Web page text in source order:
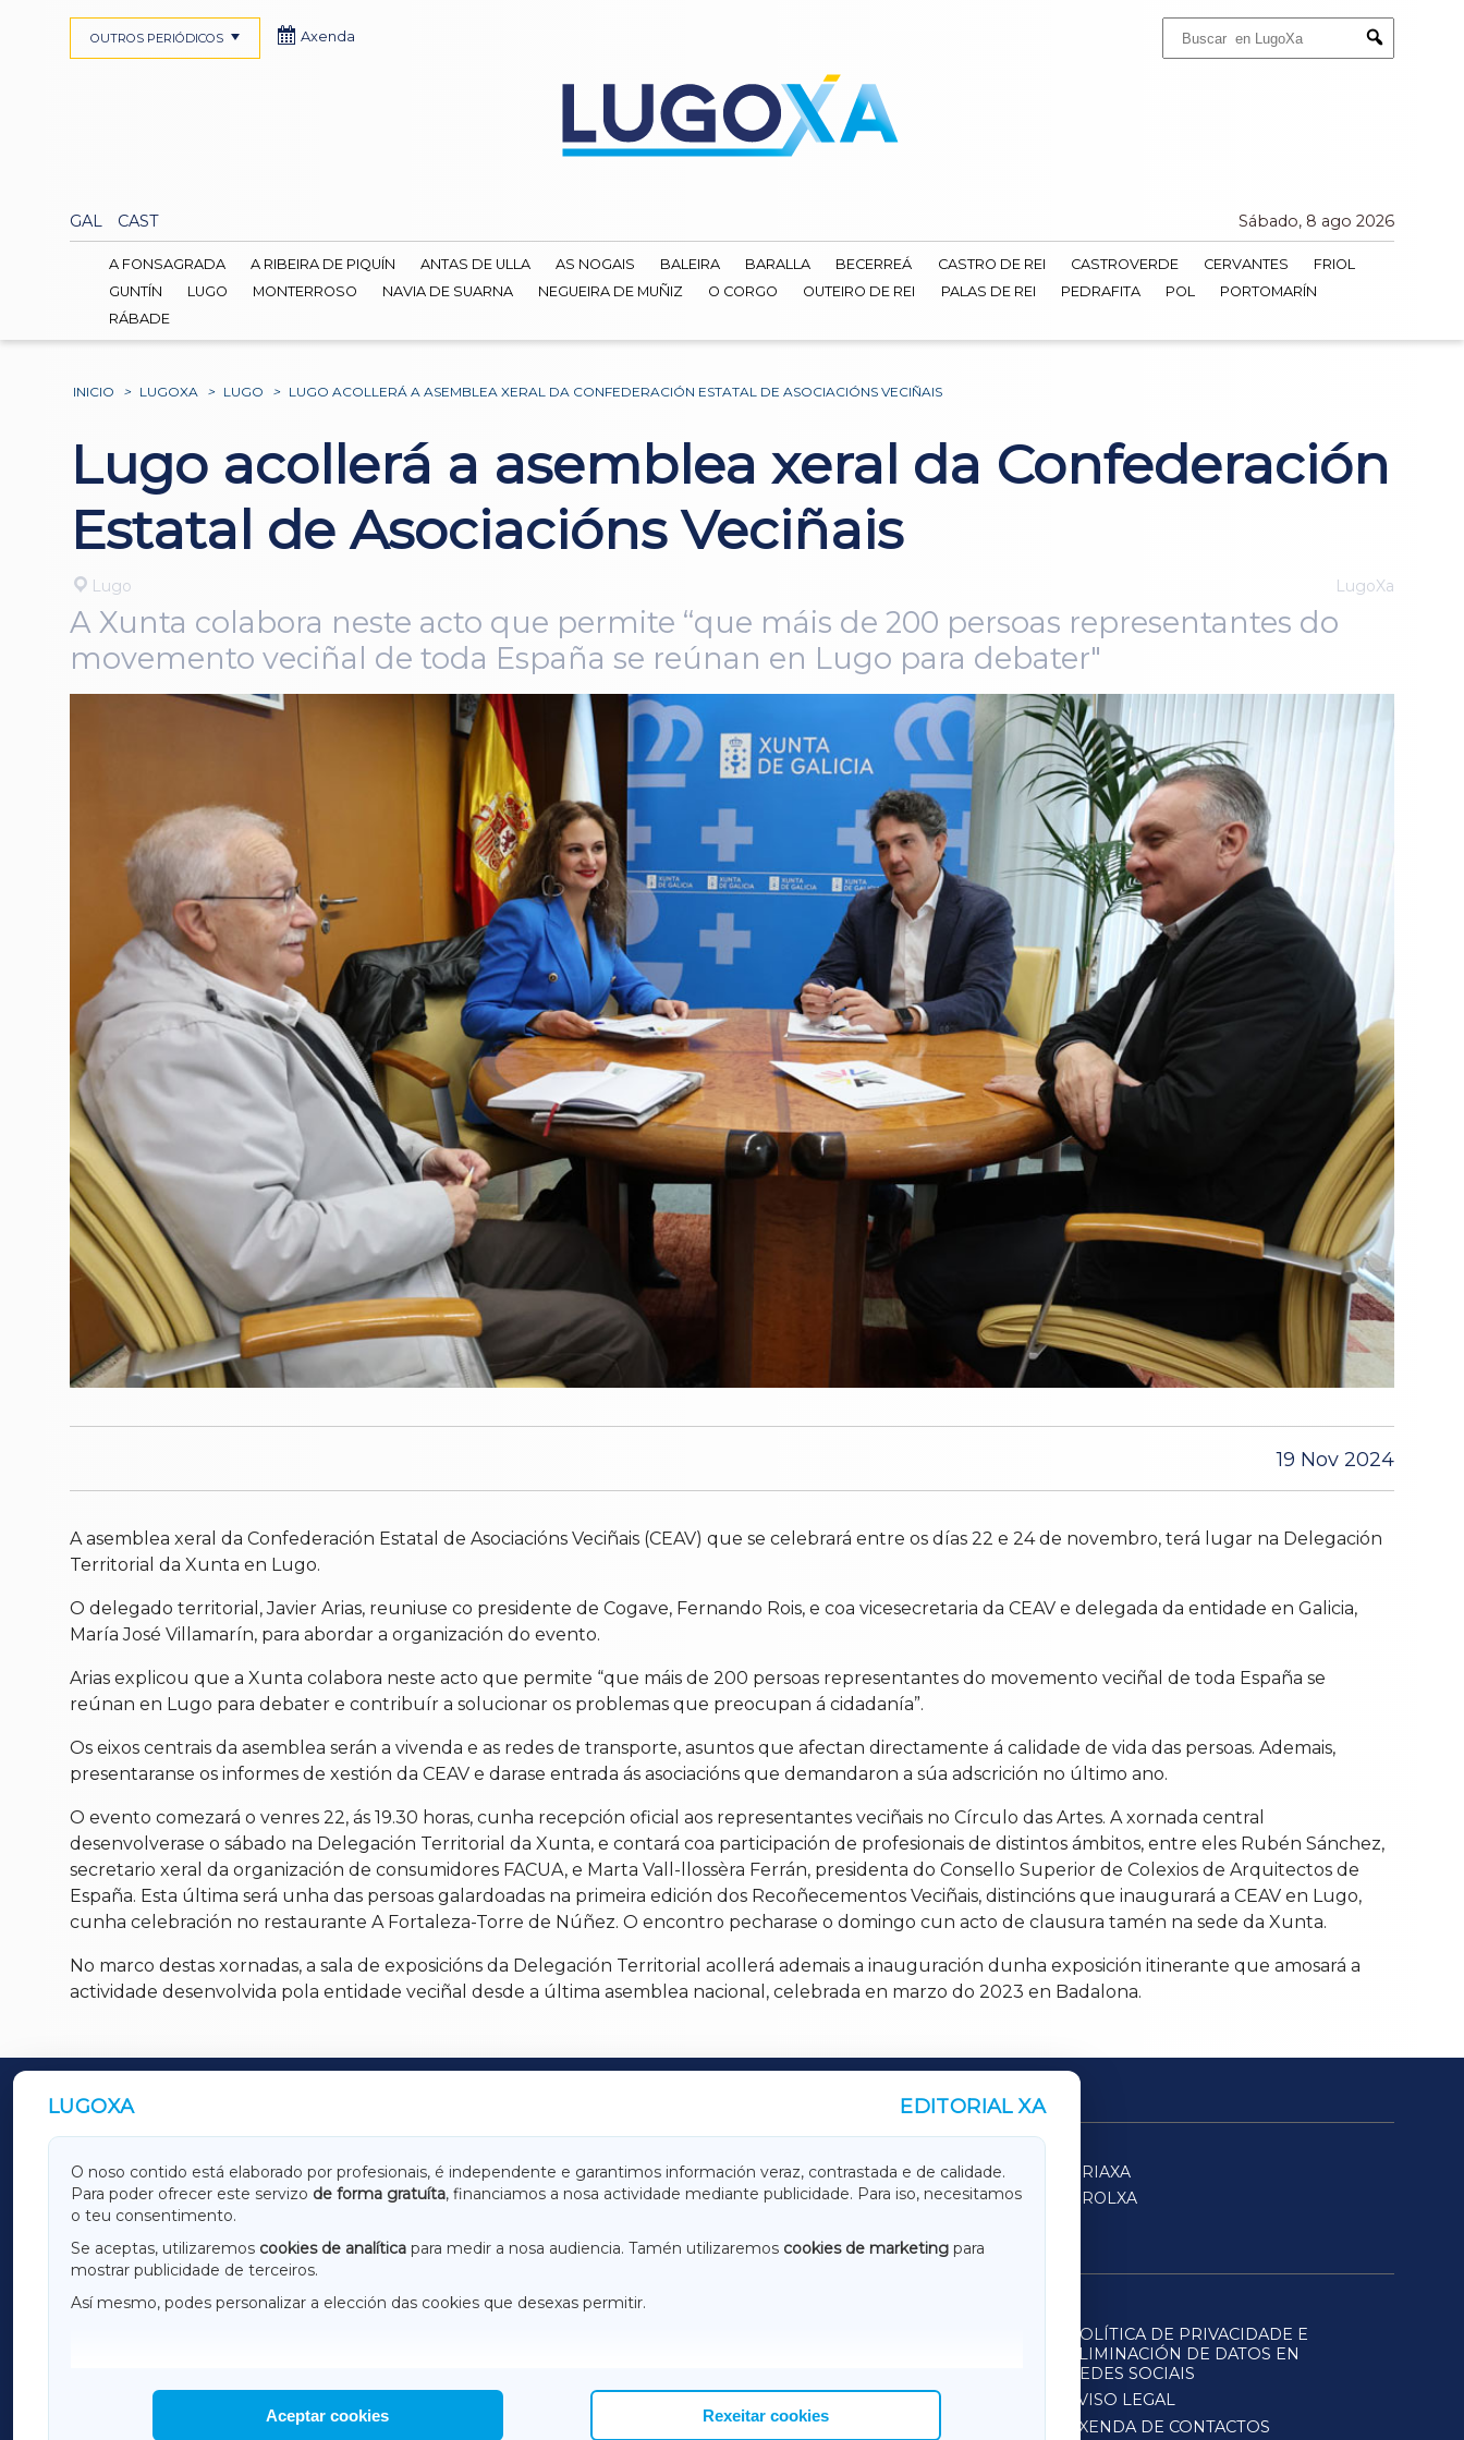
Submit
GAL CAST Sábado, 8 ago 2026
OUTROS PERIÓDICOS Axenda
A FONSAGRADA A RIBEIRA DE PIQUÍN ANTAS DE ULLA AS NOGAIS BALEIRA BARALLA BECERREÁ CASTRO DE REI CASTROVERDE CERVANTES
FRIOL
GUNTÍN
LUGO MONTERROSO NAVIA DE SUARNA NEGUEIRA DE MUÑIZ O CORGO OUTEIRO DE REI PALAS DE REI PEDRAFITA POL
PORTOMARÍN
RÁBADE
INICIO > LUGOXA > LUGO > LUGO ACOLLERÁ A ASEMBLEA XERAL DA CONFEDERACIÓN ESTATAL DE ASOCIACIÓNS VECIÑAIS
Lugo acollerá a asemblea xeral da Confederación
Estatal de Asociacións Veciñais
Lugo LugoXa
A Xunta colabora neste acto que permite “que máis de 200 persoas representantes do
movemento veciñal de toda España se reúnan en Lugo para debater"
19 Nov 2024
A asemblea xeral da Confederación Estatal de Asociacións Veciñais (CEAV) que se celebrará entre os días 22 e 24 de novembro, terá lugar na Delegación
Territorial da Xunta en Lugo.
O delegado territorial, Javier Arias, reuniuse co presidente de Cogave, Fernando Rois, e coa vicesecretaria da CEAV e delegada da entidade en Galicia,
María José Villamarín, para abordar a organización do evento.
Arias explicou que a Xunta colabora neste acto que permite “que máis de 200 persoas representantes do movemento veciñal de toda España se
reúnan en Lugo para debater e contribuír a solucionar os problemas que preocupan á cidadanía”.
Os eixos centrais da asemblea serán a vivenda e as redes de transporte, asuntos que afectan directamente á calidade de vida das persoas. Ademais,
presentaranse os informes de xestión da CEAV e darase entrada ás asociacións que demandaron a súa adscrición no último ano.
O evento comezará o venres 22, ás 19.30 horas, cunha recepción oficial aos representantes veciñais no Círculo das Artes. A xornada central
desenvolverase o sábado na Delegación Territorial da Xunta, e contará coa participación de profesionais de distintos ámbitos, entre eles Rubén Sánchez,
secretario xeral da organización de consumidores FACUA, e Marta Vall-llossèra Ferrán, presidenta do Consello Superior de Colexios de Arquitectos de
España. Esta última será unha das persoas galardoadas na primeira edición dos Recoñecementos Veciñais, distincións que inaugurará a CEAV en Lugo,
cunha celebración no restaurante A Fortaleza-Torre de Núñez. O encontro pecharase o domingo cun acto de clausura tamén na sede da Xunta.
No marco destas xornadas, a sala de exposicións da Delegación Territorial acollerá ademais a inauguración dunha exposición itinerante que amosará a
actividade desenvolvida pola entidade veciñal desde a última asemblea nacional, celebrada en marzo do 2023 en Badalona.
LUGOXA EDITORIAL XA
O noso contido está elaborado por profesionais, é independente e garantimos información veraz, contrastada e de calidade.
Para poder ofrecer este servizo de forma gratuíta, financiamos a nosa actividade mediante publicidade. Para iso, necesitamos
o teu consentimento.
Se aceptas, utilizaremos cookies de analítica para medir a nosa audiencia. Tamén utilizaremos cookies de marketing para
mostrar publicidade de terceiros.
Así mesmo, podes personalizar a elección das cookies que desexas permitir.
Aceptar cookies Rexeitar cookies
OUTROS PERIÓDICOS
GALICIAXA LUGOXA TERRACHAXA
SARRIAXA
AMARIÑAXA
RIBEIRASACRAXA ACORUÑAXA
FERROLXA
OURENSEXA
HEMEROTECA
POLÍTICA DE PRIVACIDADE E
ELIMINACIÓN DE DATOS EN
REDES SOCIAIS
AVISO LEGAL
AXENDA DE CONTACTOS